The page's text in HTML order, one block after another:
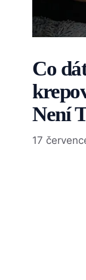
Co
Není
17